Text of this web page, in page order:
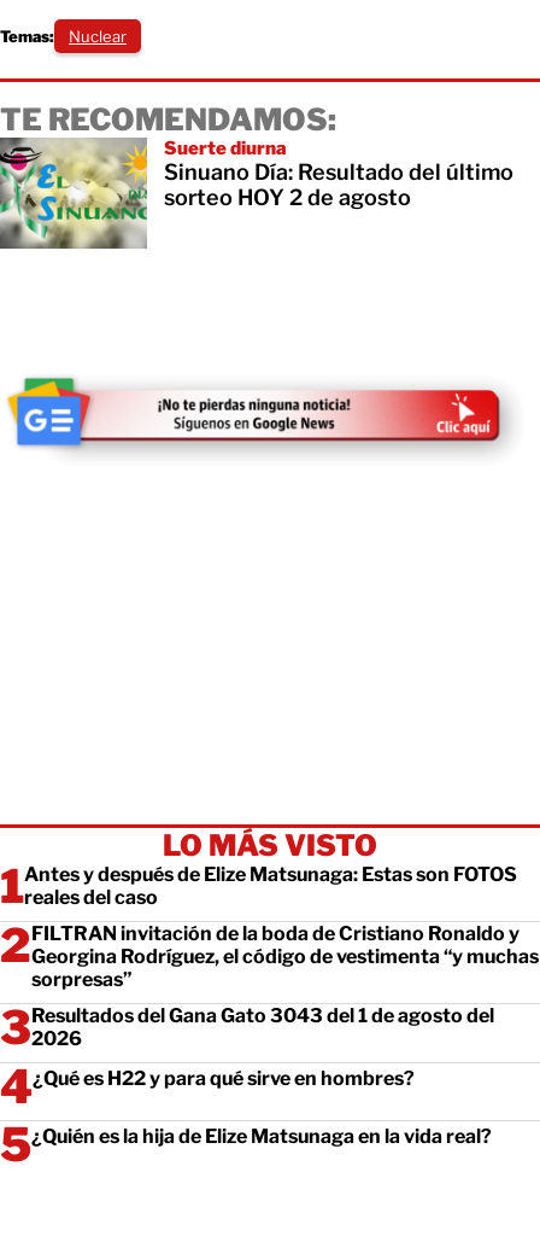
Temas: Nuclear
TE RECOMENDAMOS:
Suerte diurna
Sinuano Día: Resultado del último
sorteo HOY 2 de agosto
LO MÁS VISTO
Antes y después de Elize Matsunaga: Estas son FOTOS
reales del caso
FILTRAN invitación de la boda de Cristiano Ronaldo y
Georgina Rodríguez, el código de vestimenta “y muchas
sorpresas”
Resultados del Gana Gato 3043 del 1 de agosto del
2026
¿Qué es H22 y para qué sirve en hombres?
¿Quién es la hija de Elize Matsunaga en la vida real?